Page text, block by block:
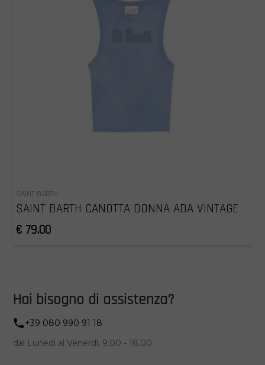
SAINT BARTH
SAINT BARTH CANOTTA DONNA ADA VINTAGE
€ 79.00
Hai bisogno di assistenza?
+39 080 990 91 18
dal Lunedì al Venerdì, 9.00 - 18.00